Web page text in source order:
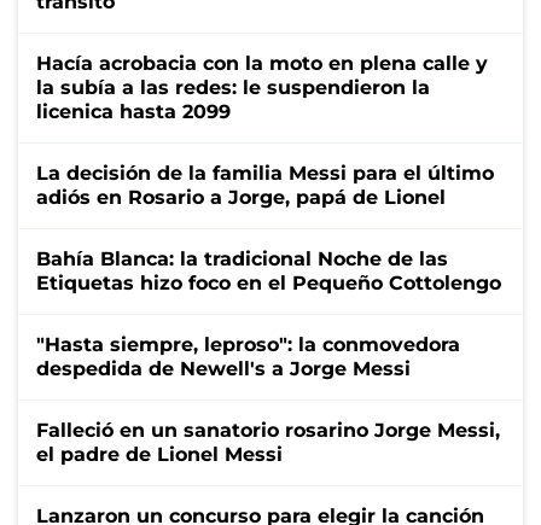
Hacía acrobacia con la moto en plena calle y
la subía a las redes: le suspendieron la
licenica hasta 2099
La decisión de la familia Messi para el último
adiós en Rosario a Jorge, papá de Lionel
Bahía Blanca: la tradicional Noche de las
Etiquetas hizo foco en el Pequeño Cottolengo
"Hasta siempre, leproso": la conmovedora
despedida de Newell's a Jorge Messi
Falleció en un sanatorio rosarino Jorge Messi,
el padre de Lionel Messi
Lanzaron un concurso para elegir la canción